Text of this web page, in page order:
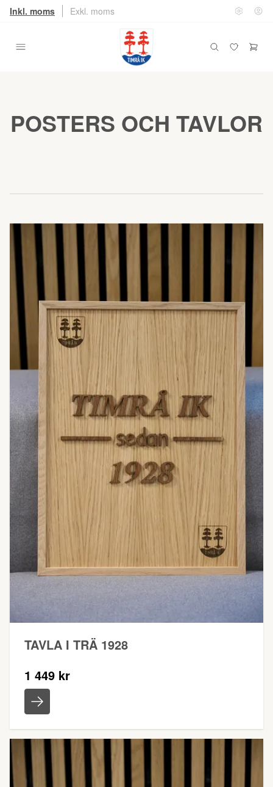
Inkl. moms Exkl. moms
POSTERS OCH TAVLOR
TAVLA I TRÄ 1928
1 449 kr